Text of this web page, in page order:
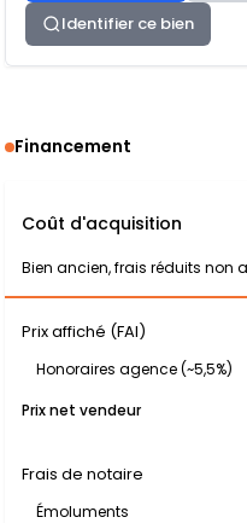
Identifier ce bien
Financement
Coût d'acquisition
Bien ancien, frais réduits non
Prix affiché (FAI)
Honoraires agence (~5,5%)
Prix net vendeur
Frais de notaire
Émoluments